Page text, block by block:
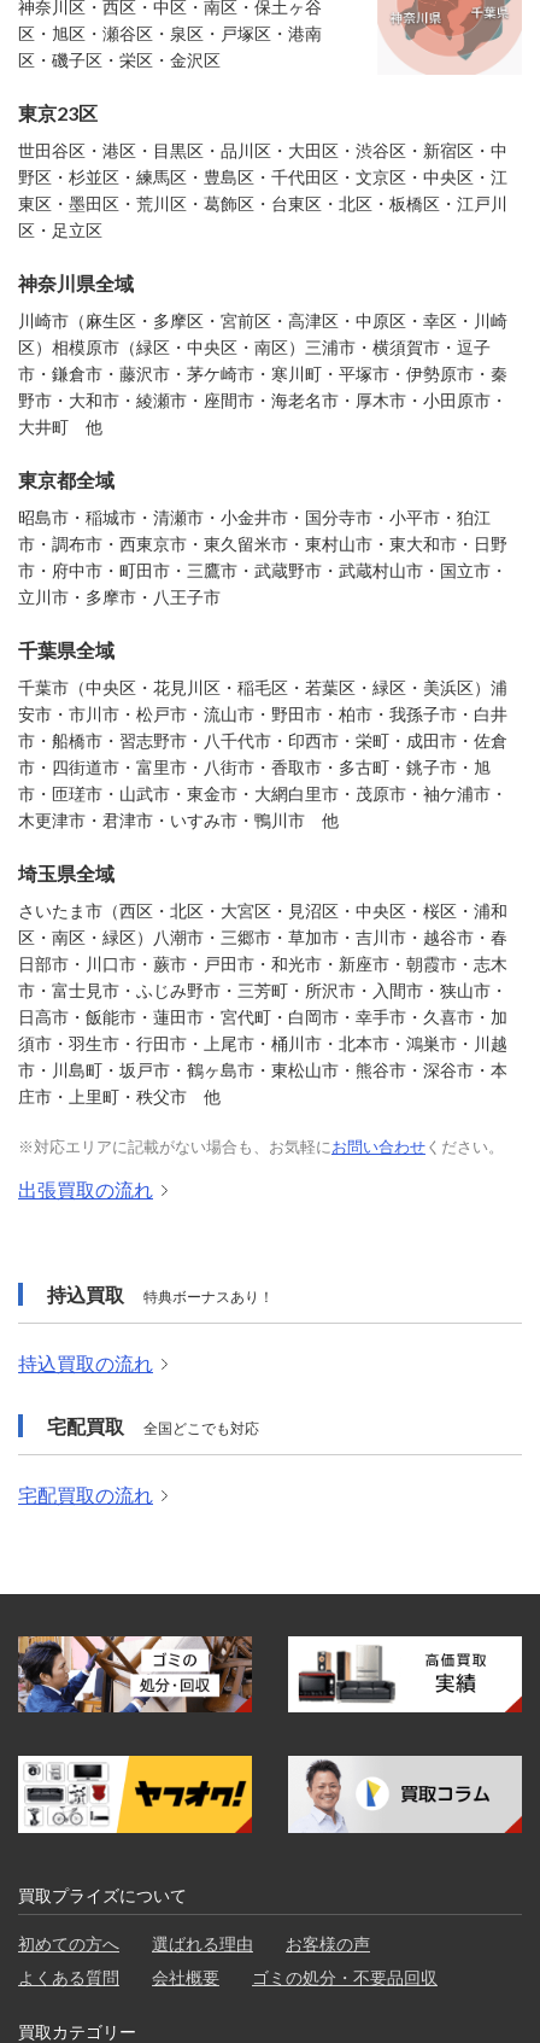
神奈川区・西区・中区・南区・保土ヶ谷
区・旭区・瀬谷区・泉区・戸塚区・港南
区・磯子区・栄区・金沢区
東京23区
世田谷区・港区・目黒区・品川区・大田区・渋谷区・新宿区・中
野区・杉並区・練馬区・豊島区・千代田区・文京区・中央区・江
東区・墨田区・荒川区・葛飾区・台東区・北区・板橋区・江戸川
区・足立区
神奈川県全域
川崎市（麻生区・多摩区・宮前区・高津区・中原区・幸区・川崎
区）相模原市（緑区・中央区・南区）三浦市・横須賀市・逗子
市・鎌倉市・藤沢市・茅ケ崎市・寒川町・平塚市・伊勢原市・秦
野市・大和市・綾瀬市・座間市・海老名市・厚木市・小田原市・
大井町 他
東京都全域
昭島市・稲城市・清瀬市・小金井市・国分寺市・小平市・狛江
市・調布市・西東京市・東久留米市・東村山市・東大和市・日野
市・府中市・町田市・三鷹市・武蔵野市・武蔵村山市・国立市・
立川市・多摩市・八王子市
千葉県全域
千葉市（中央区・花見川区・稲毛区・若葉区・緑区・美浜区）浦
安市・市川市・松戸市・流山市・野田市・柏市・我孫子市・白井
市・船橋市・習志野市・八千代市・印西市・栄町・成田市・佐倉
市・四街道市・富里市・八街市・香取市・多古町・銚子市・旭
市・匝瑳市・山武市・東金市・大網白里市・茂原市・袖ケ浦市・
木更津市・君津市・いすみ市・鴨川市 他
埼玉県全域
さいたま市（西区・北区・大宮区・見沼区・中央区・桜区・浦和
区・南区・緑区）八潮市・三郷市・草加市・吉川市・越谷市・春
日部市・川口市・蕨市・戸田市・和光市・新座市・朝霞市・志木
市・富士見市・ふじみ野市・三芳町・所沢市・入間市・狭山市・
日高市・飯能市・蓮田市・宮代町・白岡市・幸手市・久喜市・加
須市・羽生市・行田市・上尾市・桶川市・北本市・鴻巣市・川越
市・川島町・坂戸市・鶴ヶ島市・東松山市・熊谷市・深谷市・本
庄市・上里町・秩父市 他
※対応エリアに記載がない場合も、お気軽にお問い合わせください。
出張買取の流れ
持込買取 特典ボーナスあり！
持込買取の流れ
宅配買取 全国どこでも対応
宅配買取の流れ
買取プライズについて
初めての方へ 選ばれる理由
お客様の声
よくある質問
会社概要 ゴミの処分・不要品回収
買取カテゴリー